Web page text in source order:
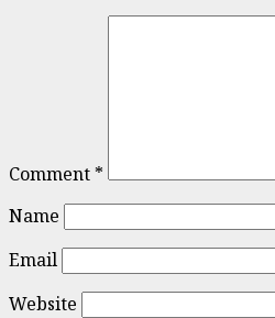
Comment *
Name
Email
Website